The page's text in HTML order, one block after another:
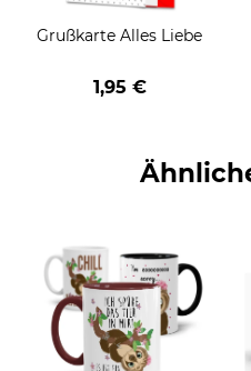
Grußkarte Alles Liebe
1,95 €